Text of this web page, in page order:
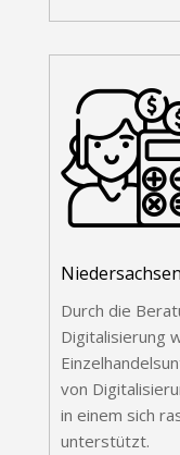
Durch die
Digitalisierung
von
in einem sich
unterstützt.